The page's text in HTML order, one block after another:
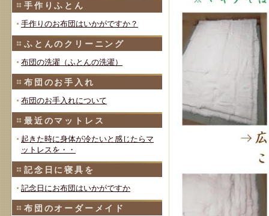
手作りふとん
手作りのお布団はいかがですか？
ふとんのクリーニング
布団の洗濯（ふとんの洗濯）
布団のお手入れ
布団のお手入れについて
最近のマットレス
起きた時に身体が冷たいと感じたらマ
ットレスを・・
記念日に寝具を
記念日にお布団はいかがですか
布団のオーダーメイド